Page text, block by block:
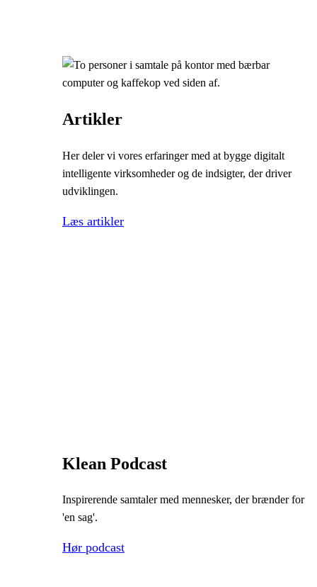
Artikler
Her deler vi vores erfaringer med at bygge digitalt
intelligente virksomheder og de indsigter, der driver
udviklingen.
Læs artikler
Klean Podcast
Inspirerende samtaler med mennesker, der brænder for
'en sag'.
Hør podcast